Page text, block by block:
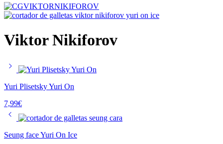
Viktor Nikiforov
Yuri Plisetsky Yuri On
7,99€
Seung face Yuri On Ice